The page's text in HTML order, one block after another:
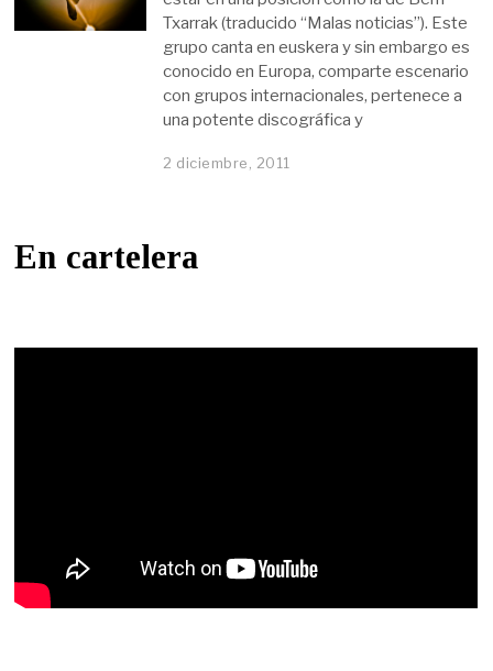
Txarrak (traducido “Malas noticias”). Este
grupo canta en euskera y sin embargo es
conocido en Europa, comparte escenario
con grupos internacionales, pertenece a
una potente discográfica y
2 diciembre, 2011
En cartelera